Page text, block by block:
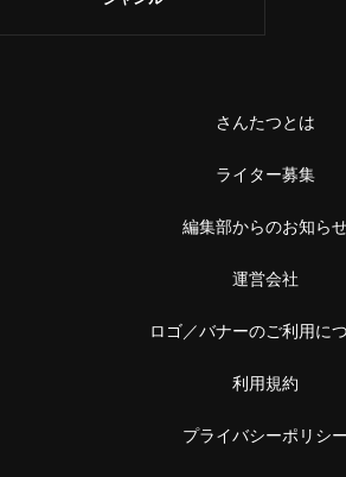
さんたつとは
ライター募集
編集部からのお知ら
運営会社
ロゴ／バナーのご利用に
利用規約
プライバシーポリシー